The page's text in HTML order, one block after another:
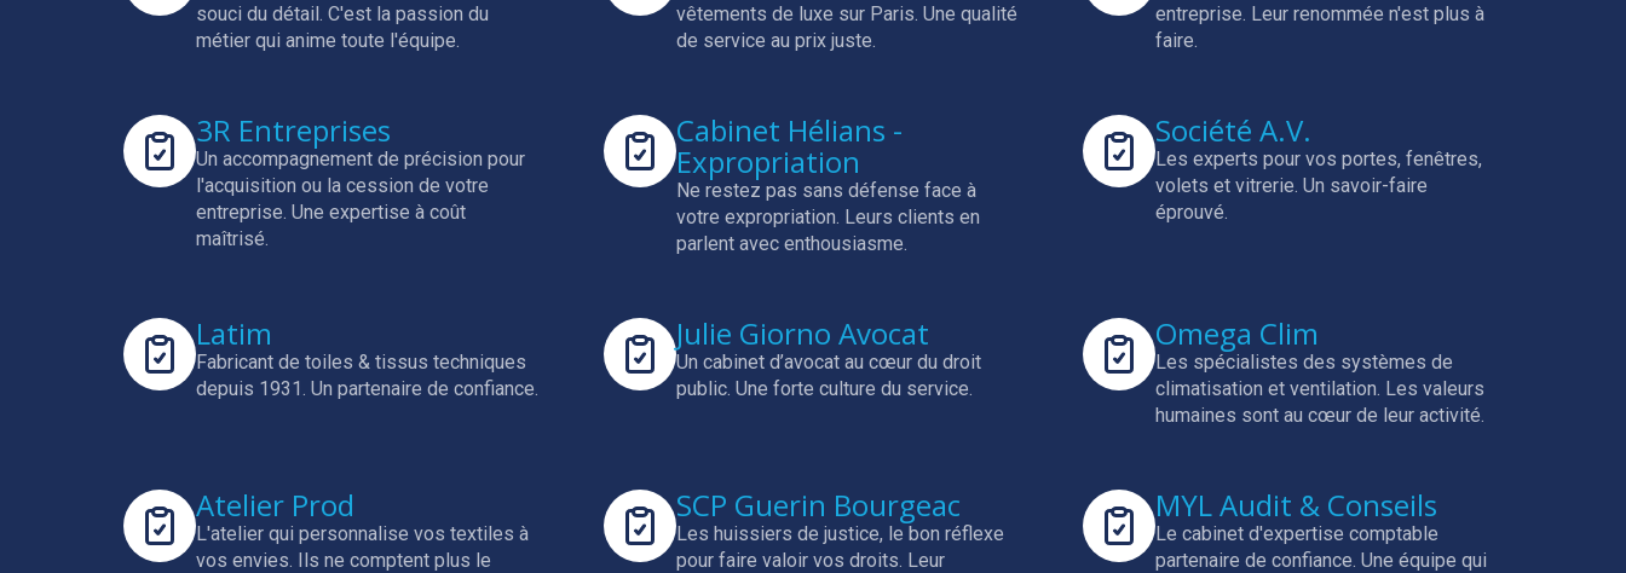
souci du détail. C'est la passion du
métier qui anime toute l'équipe.
vêtements de luxe sur Paris. Une qualité
de service au prix juste.
entreprise. Leur renommée n'est plus à
faire.
3R Entreprises
Un accompagnement de précision pour
l'acquisition ou la cession de votre
entreprise. Une expertise à coût
maîtrisé.
Cabinet Hélians -
Expropriation
Ne restez pas sans défense face à
votre expropriation. Leurs clients en
parlent avec enthousiasme.
Société A.V.
Les experts pour vos portes, fenêtres,
volets et vitrerie.Un savoir-faire
éprouvé.
Latim
Fabricant de toiles & tissus techniques
depuis 1931. Un partenaire de confiance.
Julie Giorno Avocat
Un cabinet d’avocat au cœur du droit
public. Une forte culture du service.
Omega Clim
Les spécialistes des systèmes de
climatisation et ventilation. Les valeurs
humaines sont au cœur de leur activité.
Atelier Prod
L'atelier qui personnalise vos textiles à
vos envies. Ils ne comptent plus le
SCP Guerin Bourgeac
Les huissiers de justice, le bon réflexe
pour faire valoir vos droits. Leur
MYL Audit & Conseils
Le cabinet d'expertise comptable
partenaire de confiance.Une équipe qui